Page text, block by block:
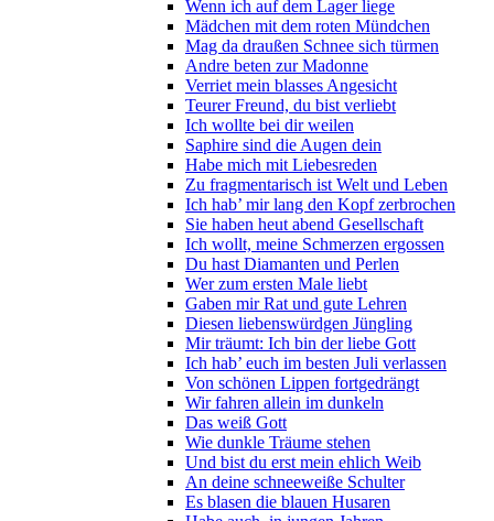
Wenn ich auf dem Lager liege
Mädchen mit dem roten Mündchen
Mag da draußen Schnee sich türmen
Andre beten zur Madonne
Verriet mein blasses Angesicht
Teurer Freund, du bist verliebt
Ich wollte bei dir weilen
Saphire sind die Augen dein
Habe mich mit Liebesreden
Zu fragmentarisch ist Welt und Leben
Ich hab’ mir lang den Kopf zerbrochen
Sie haben heut abend Gesellschaft
Ich wollt, meine Schmerzen ergossen
Du hast Diamanten und Perlen
Wer zum ersten Male liebt
Gaben mir Rat und gute Lehren
Diesen liebenswürdgen Jüngling
Mir träumt: Ich bin der liebe Gott
Ich hab’ euch im besten Juli verlassen
Von schönen Lippen fortgedrängt
Wir fahren allein im dunkeln
Das weiß Gott
Wie dunkle Träume stehen
Und bist du erst mein ehlich Weib
An deine schneeweiße Schulter
Es blasen die blauen Husaren